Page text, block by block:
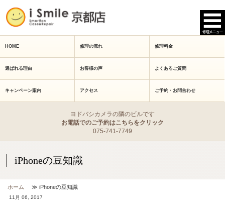
HOME 修理の流れ 修理料金
選ばれる理由 お客様の声 よくあるご質問
キャンペーン案内 アクセス ご予約・お問合わせ
ヨドバシカメラの隣のビルです
お電話でのご予約はこちらをクリック
075-741-7749
iPhoneの豆知識
ホーム ≫ iPhoneの豆知識
11月 06, 2017